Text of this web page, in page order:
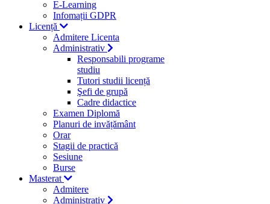
E-Learning
Infomații GDPR
Licență
Admitere Licenta
Administrativ
Responsabili programe
studiu
Tutori studii licență
Şefi de grupă
Cadre didactice
Examen Diplomă
Planuri de invățământ
Orar
Stagii de practică
Sesiune
Burse
Masterat
Admitere
Administrativ